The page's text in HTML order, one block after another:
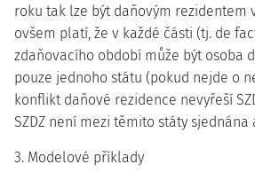
roku tak lze být daňovým rezidentem
ovšem platí, že v každé části (tj. de
zdaňovacího období může být osoba
pouze jednoho státu (pokud nejde o
konflikt daňové rezidence nevyřeší
SZDZ není mezi těmito státy sjednána
3. Modelové příklady